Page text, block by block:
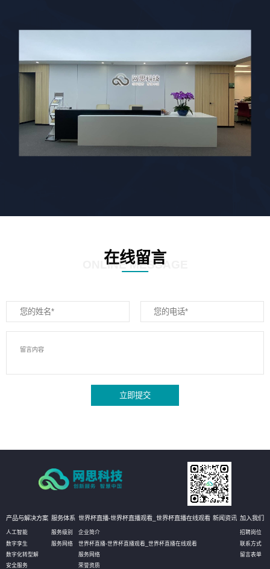
在线留言
ONLINE MESSAGE
立即提交
产品与解决方案
人工智能
数字孪生
数字化转型解
安全服务
服务体系
服务级别
服务网络
世界杯直播-世界杯直播观看_世界杯直播在线观看
企业简介
世界杯直播-世界杯直播观看_世界杯直播在线观看
服务网络
荣誉资质
新闻资讯 加入我们
招聘岗位
联系方式
留言表单